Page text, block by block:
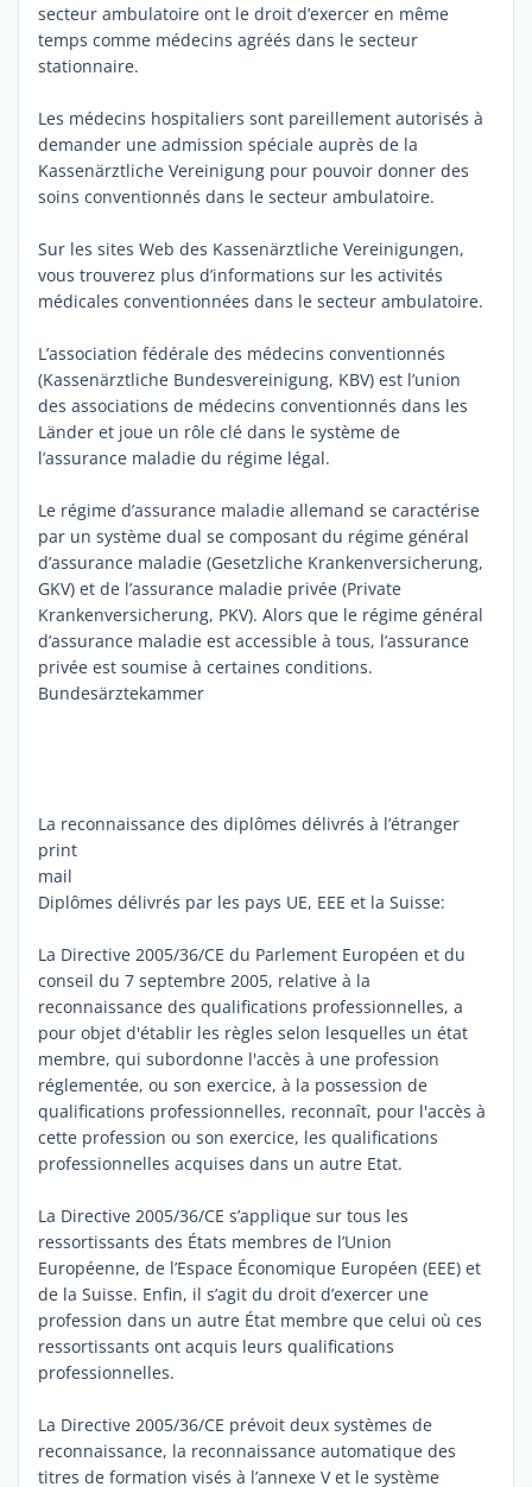
secteur ambulatoire ont le droit d’exercer en même
temps comme médecins agréés dans le secteur
stationnaire.
Les médecins hospitaliers sont pareillement autorisés à
demander une admission spéciale auprès de la
Kassenärztliche Vereinigung pour pouvoir donner des
soins conventionnés dans le secteur ambulatoire.
Sur les sites Web des Kassenärztliche Vereinigungen,
vous trouverez plus d’informations sur les activités
médicales conventionnées dans le secteur ambulatoire.
L’association fédérale des médecins conventionnés
(Kassenärztliche Bundesvereinigung, KBV) est l’union
des associations de médecins conventionnés dans les
Länder et joue un rôle clé dans le système de
l’assurance maladie du régime légal.
Le régime d’assurance maladie allemand se caractérise
par un système dual se composant du régime général
d’assurance maladie (Gesetzliche Krankenversicherung,
GKV) et de l’assurance maladie privée (Private
Krankenversicherung, PKV). Alors que le régime général
d’assurance maladie est accessible à tous, l’assurance
privée est soumise à certaines conditions.
Bundesärztekammer
La reconnaissance des diplômes délivrés à l’étranger
print
mail
Diplômes délivrés par les pays UE, EEE et la Suisse:
La Directive 2005/36/CE du Parlement Européen et du
conseil du 7 septembre 2005, relative à la
reconnaissance des qualifications professionnelles, a
pour objet d'établir les règles selon lesquelles un état
membre, qui subordonne l'accès à une profession
réglementée, ou son exercice, à la possession de
qualifications professionnelles, reconnaît, pour l'accès à
cette profession ou son exercice, les qualifications
professionnelles acquises dans un autre Etat.
La Directive 2005/36/CE s’applique sur tous les
ressortissants des États membres de l’Union
Européenne, de l’Espace Économique Européen (EEE) et
de la Suisse. Enfin, il s’agit du droit d’exercer une
profession dans un autre État membre que celui où ces
ressortissants ont acquis leurs qualifications
professionnelles.
La Directive 2005/36/CE prévoit deux systèmes de
reconnaissance, la reconnaissance automatique des
titres de formation visés à l’annexe V et le système